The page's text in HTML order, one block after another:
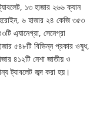
১৩ হাজার ২৬৬ ক্যান
৬ হাজার ২৪ কেজি ৩৫৩
এ্যানেগ্রা, সেনেগ্রা
৫৪৮টি বিভিন্ন প্রকার ওষুধ,
৪১২টি নেশা জাতীয় ও
ট্যাবলেট জব্দ করা হয়।